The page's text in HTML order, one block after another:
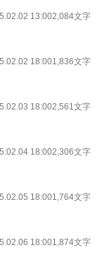
13:002,084文字
18:001,836文字
18:002,561文字
18:002,306文字
18:001,764文字
18:001,874文字